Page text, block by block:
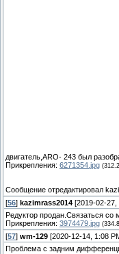
двигатель,ARO- 243 был
Прикрепления: 6271354.jpg
Сообщение отредактировал
[56] kazimrass2014 [2019-02-27,
Редуктор продан.Связаться со
Прикрепления: 3974479.jpg
[57] wm-129 [2020-12-14, 1:08
Проблема с задним